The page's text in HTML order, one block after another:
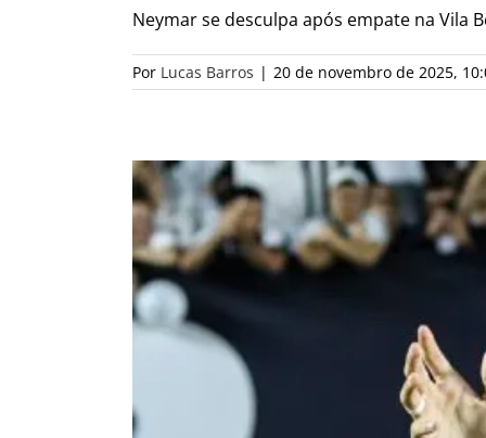
Neymar se desculpa após empate na Vila
Por Lucas Barros | 20 de novembro de 2025,